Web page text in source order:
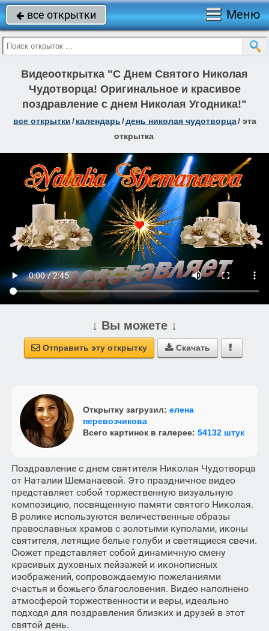
 все открытки Меню
Видеооткрытка "С Днем Святого Николая
Чудотворца! Оригинальное и красивое
поздравление с днем Николая Угодника!"
все открытки/ календарь/день николая чудотворца/ эта
открытка
↓ Вы можете ↓
 Отправить эту открытку  Скачать 
Открытку загрузил: елена
перевозчикова
Всего картинок в галерее: 54132 штук
Поздравление с днем святителя Николая Чудотворца
от Наталии Шеманаевой. Это праздничное видео
представляет собой торжественную визуальную
композицию, посвященную памяти святого Николая.
В ролике используются величественные образы
православных храмов с золотыми куполами, иконы
святителя, летящие белые голуби и светящиеся свечи.
Сюжет представляет собой динамичную смену
красивых духовных пейзажей и иконописных
изображений, сопровождаемую пожеланиями
счастья и божьего благословения. Видео наполнено
атмосферой торжественности и веры, идеально
подходя для поздравления близких и друзей в этот
святой день.